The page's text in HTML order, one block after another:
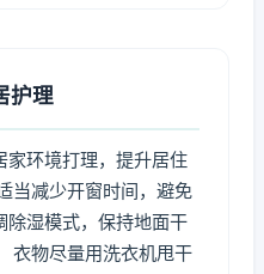
护理
家环境打理，提升居住
当减少开窗时间，避免
除湿模式，保持地面干
衣物尽量用洗衣机甩干